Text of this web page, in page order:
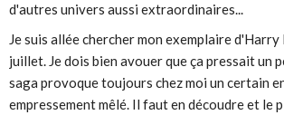
d'autres univers aussi extraordinaires...
Je suis allée chercher mon exemplaire
juillet. Je dois bien avouer que ça pressait un
saga provoque toujours chez moi un certain
empressement mêlé. Il faut en découdre et le